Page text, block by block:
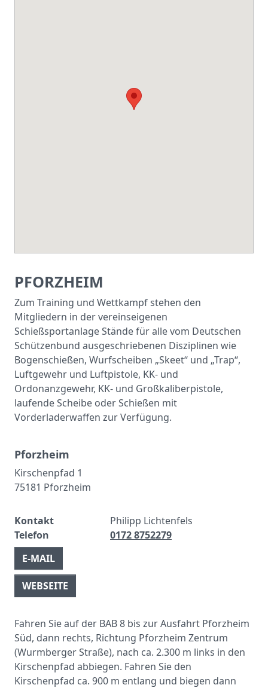
PFORZHEIM
Zum Training und Wettkampf stehen den
Mitgliedern in der vereinseigenen
Schießsportanlage Stände für alle vom Deutschen
Schützenbund ausgeschriebenen Disziplinen wie
Bogenschießen, Wurfscheiben „Skeet“ und „Trap“,
Luftgewehr und Luftpistole, KK- und
Ordonanzgewehr, KK- und Großkaliberpistole,
laufende Scheibe oder Schießen mit
Vorderladerwaffen zur Verfügung.
Pforzheim
Kirschenpfad 1
75181 Pforzheim
Kontakt
Philipp Lichtenfels
Telefon
0172 8752279
E-MAIL
WEBSEITE
Fahren Sie auf der BAB 8 bis zur Ausfahrt Pforzheim
Süd, dann rechts, Richtung Pforzheim Zentrum
(Wurmberger Straße), nach ca. 2.300 m links in den
Kirschenpfad abbiegen. Fahren Sie den
Kirschenpfad ca. 900 m entlang und biegen dann